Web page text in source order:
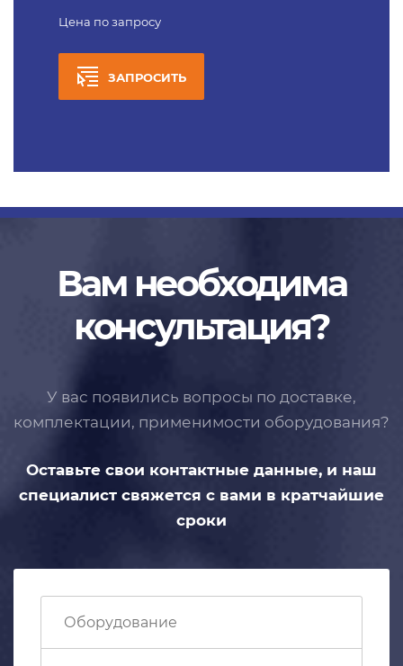
Цена по запросу
ЗАПРОСИТЬ
Вам необходима
консультация?
У вас появились вопросы по доставке,
комплектации, применимости оборудования?
Оставьте свои контактные данные, и наш
специалист свяжется с вами в кратчайшие
сроки